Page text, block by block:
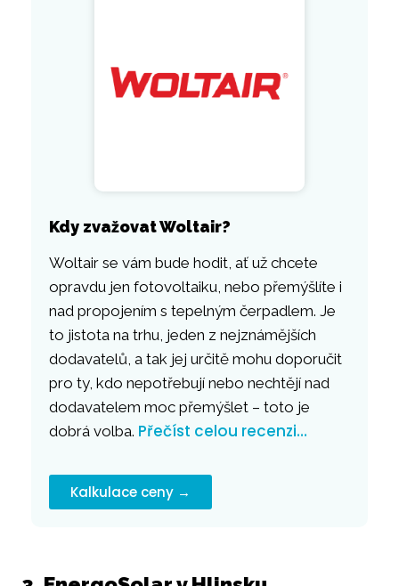
Kdy zvažovat Woltair?
Woltair se vám bude hodit, ať už chcete
opravdu jen fotovoltaiku, nebo přemýšlíte i
nad propojením s tepelným čerpadlem. Je
to jistota na trhu, jeden z nejznámějších
dodavatelů, a tak jej určitě mohu doporučit
pro ty, kdo nepotřebují nebo nechtějí nad
dodavatelem moc přemýšlet – toto je
dobrá volba. Přečíst celou recenzi…
Kalkulace ceny →